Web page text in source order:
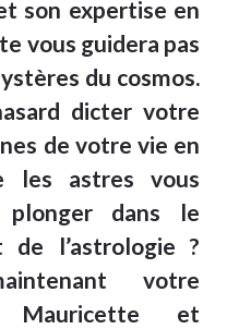
son expertise en
vous guidera pas
du cosmos.
dicter votre
de votre vie en
les astres vous
dans le
de l’astrologie ?
votre
Mauricette et